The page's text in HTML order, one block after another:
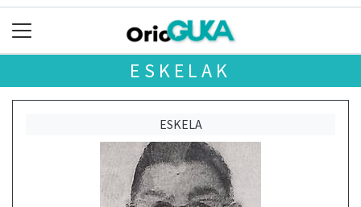
ESKELAK
ESKELA